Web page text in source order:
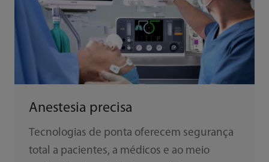
Anestesia precisa
Tecnologias de ponta oferecem segurança
total a pacientes, a médicos e ao meio